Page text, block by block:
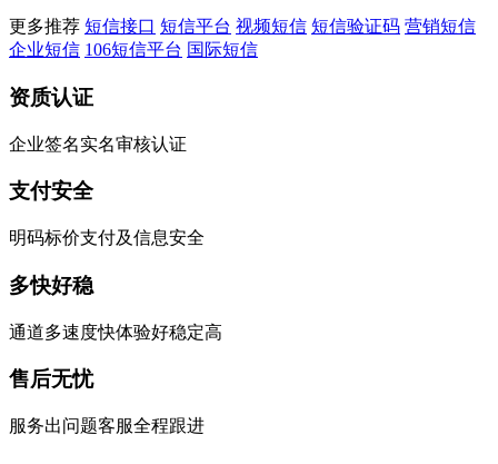
更多推荐 短信接口 短信平台 视频短信 短信验证码 营销短信
企业短信 106短信平台 国际短信
资质认证
企业签名实名审核认证
支付安全
明码标价支付及信息安全
多快好稳
通道多速度快体验好稳定高
售后无忧
服务出问题客服全程跟进